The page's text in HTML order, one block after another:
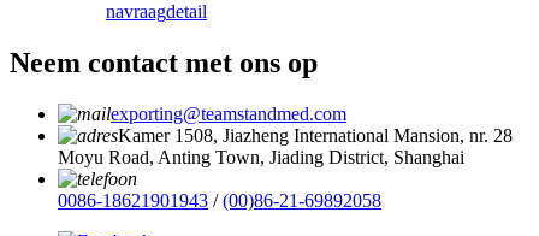
navraagdetail
Neem contact met ons op
exporting@teamstandmed.com
Kamer 1508, Jiazheng International Mansion, nr. 28
Moyu Road, Anting Town, Jiading District, Shanghai
0086-18621901943 /(00)86-21-69892058